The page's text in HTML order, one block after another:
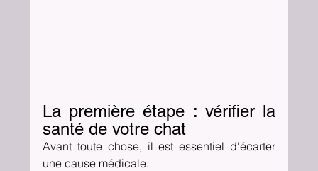
La première étape : vérifier la
santé de votre chat
Avant toute chose, il est essentiel d'écarter
une cause médicale.